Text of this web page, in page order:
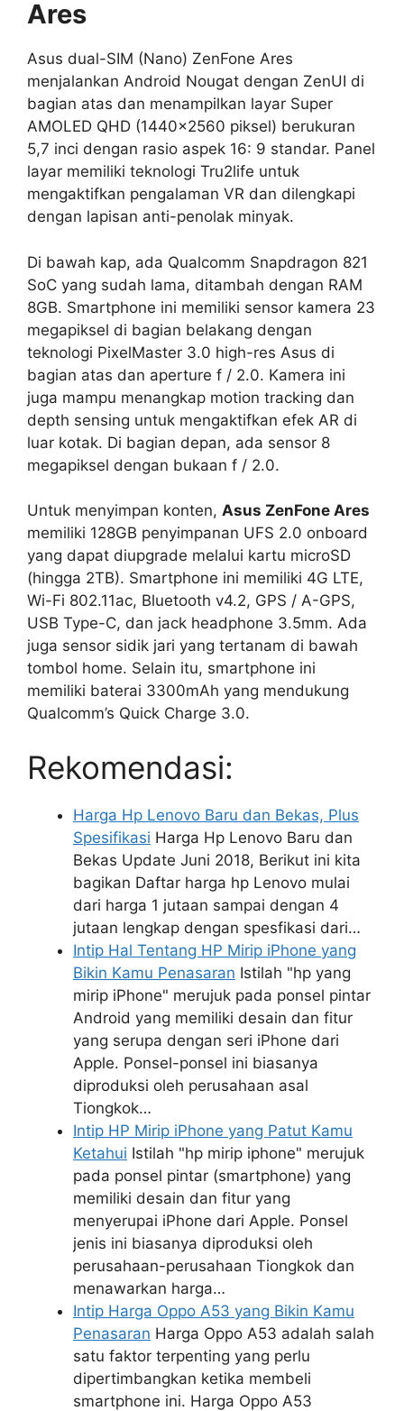
Ares
Asus dual-SIM (Nano) ZenFone Ares
menjalankan Android Nougat dengan ZenUI di
bagian atas dan menampilkan layar Super
AMOLED QHD (1440×2560 piksel) berukuran
5,7 inci dengan rasio aspek 16: 9 standar. Panel
layar memiliki teknologi Tru2life untuk
mengaktifkan pengalaman VR dan dilengkapi
dengan lapisan anti-penolak minyak.
Di bawah kap, ada Qualcomm Snapdragon 821
SoC yang sudah lama, ditambah dengan RAM
8GB. Smartphone ini memiliki sensor kamera 23
megapiksel di bagian belakang dengan
teknologi PixelMaster 3.0 high-res Asus di
bagian atas dan aperture f / 2.0. Kamera ini
juga mampu menangkap motion tracking dan
depth sensing untuk mengaktifkan efek AR di
luar kotak. Di bagian depan, ada sensor 8
megapiksel dengan bukaan f / 2.0.
Untuk menyimpan konten, Asus ZenFone Ares
memiliki 128GB penyimpanan UFS 2.0 onboard
yang dapat diupgrade melalui kartu microSD
(hingga 2TB). Smartphone ini memiliki 4G LTE,
Wi-Fi 802.11ac, Bluetooth v4.2, GPS / A-GPS,
USB Type-C, dan jack headphone 3.5mm. Ada
juga sensor sidik jari yang tertanam di bawah
tombol home. Selain itu, smartphone ini
memiliki baterai 3300mAh yang mendukung
Qualcomm’s Quick Charge 3.0.
Rekomendasi:
Harga Hp Lenovo Baru dan Bekas, Plus
Spesifikasi Harga Hp Lenovo Baru dan
Bekas Update Juni 2018, Berikut ini kita
bagikan Daftar harga hp Lenovo mulai
dari harga 1 jutaan sampai dengan 4
jutaan lengkap dengan spesfikasi dari…
Intip Hal Tentang HP Mirip iPhone yang
Bikin Kamu Penasaran Istilah "hp yang
mirip iPhone" merujuk pada ponsel pintar
Android yang memiliki desain dan fitur
yang serupa dengan seri iPhone dari
Apple. Ponsel-ponsel ini biasanya
diproduksi oleh perusahaan asal
Tiongkok…
Intip HP Mirip iPhone yang Patut Kamu
Ketahui Istilah "hp mirip iphone" merujuk
pada ponsel pintar (smartphone) yang
memiliki desain dan fitur yang
menyerupai iPhone dari Apple. Ponsel
jenis ini biasanya diproduksi oleh
perusahaan-perusahaan Tiongkok dan
menawarkan harga…
Intip Harga Oppo A53 yang Bikin Kamu
Penasaran Harga Oppo A53 adalah salah
satu faktor terpenting yang perlu
dipertimbangkan ketika membeli
smartphone ini. Harga Oppo A53